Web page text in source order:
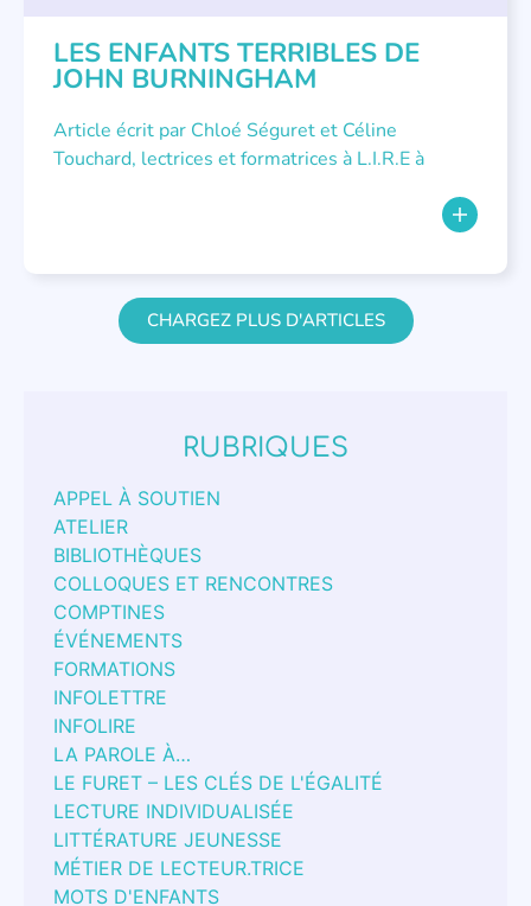
LES ENFANTS TERRIBLES DE
JOHN BURNINGHAM
Article écrit par Chloé Séguret et Céline
Touchard, lectrices et formatrices à L.I.R.E à
CHARGEZ PLUS D'ARTICLES
RUBRIQUES
APPEL À SOUTIEN
ATELIER
BIBLIOTHÈQUES
COLLOQUES ET RENCONTRES
COMPTINES
ÉVÉNEMENTS
FORMATIONS
INFOLETTRE
INFOLIRE
LA PAROLE À…
LE FURET – LES CLÉS DE L'ÉGALITÉ
LECTURE INDIVIDUALISÉE
LITTÉRATURE JEUNESSE
MÉTIER DE LECTEUR.TRICE
MOTS D'ENFANTS